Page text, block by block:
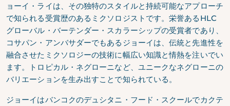
ョーイ・ライは、その独特のスタイルと持続可能なアプローチ
で知られる受賞歴のあるミクソロジストです。栄誉あるHLC
グローバル・バーテンダー・スカラーシップの受賞者であり、
コサパン・アンバサダーでもあるジョーイは、伝統と先進性を
融合させたミクソロジーの技術に幅広い知識と情熱を注いでい
ます。トロピカル・ネグローニなど、ユニークなネグローニの
バリエーションを生み出すことで知られている。
ジョーイはバンコクのデュシタニ・フード・スクールでカクテ